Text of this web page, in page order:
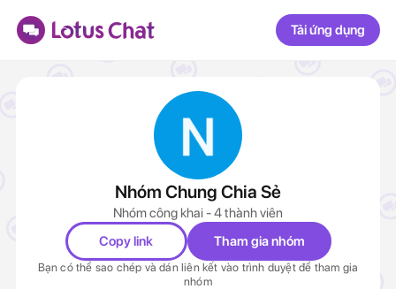
Tải ứng dụng
Nhóm Chung Chia Sẻ
Nhóm công khai - 4 thành viên
Copy link
Tham gia nhóm
Bạn có thể sao chép và dán liên kết vào trình duyệt để tham gia
nhóm